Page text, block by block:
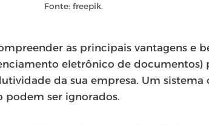
Fonte: freepik.
as principais vantagens e
eletrônico de documentos)
da sua empresa. Um
podem ser ignorados.